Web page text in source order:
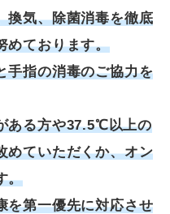
換気、除菌消毒を徹底
めております。
手指の消毒のご協力を
ある方や37.5℃以上の
めていただくか、オン
。
を第一優先に対応させ